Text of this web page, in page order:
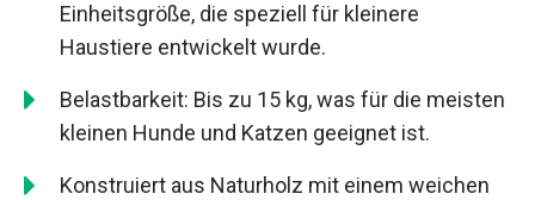
Einheitsgröße, die speziell für kleinere
Haustiere entwickelt wurde.
Belastbarkeit: Bis zu 15 kg, was für die meisten
kleinen Hunde und Katzen geeignet ist.
Konstruiert aus Naturholz mit einem weichen